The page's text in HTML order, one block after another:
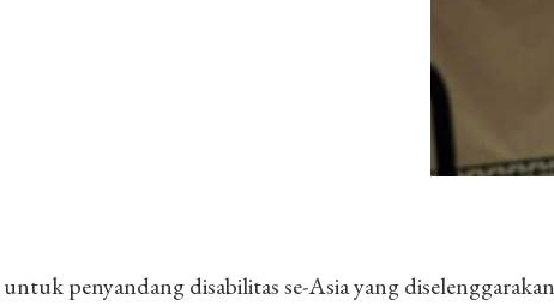
penyandang disabilitas se-Asia yang